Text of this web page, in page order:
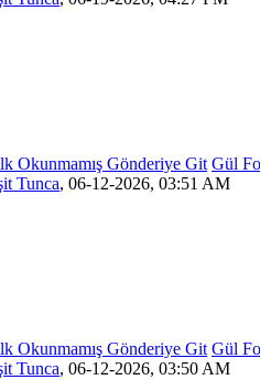
Gül
Tunca, 06-12-2026, 03:51 AM
Gül
Tunca, 06-12-2026, 03:50 AM